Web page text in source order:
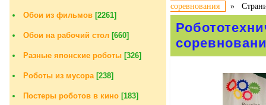
Обои из фильмов [2261]
Обои на рабочий стол [660]
Разные японские роботы [326]
Роботы из мусора[238]
Постеры роботов в кино [183]
соревнования
»